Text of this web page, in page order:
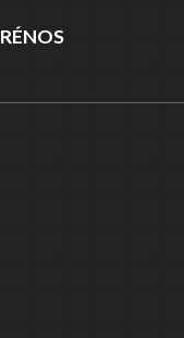
RÉNOS